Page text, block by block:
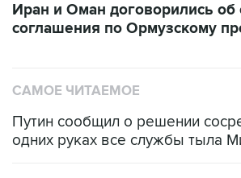
Иран и Оман договорились
соглашения по Ормузскому
САМОЕ ЧИТАЕМОЕ
Путин сообщил о решении
одних руках все службы тыла